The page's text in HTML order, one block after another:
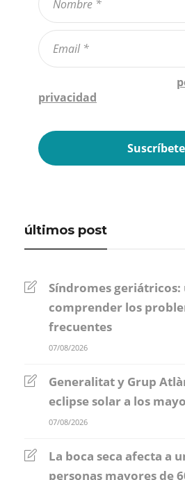
privacidad
últimos post
Síndromes geriátricos:
comprender los
frecuentes
07/08/2026
Generalitat y Grup
eclipse solar a los
07/08/2026
La boca seca afecta a
personas mayores de